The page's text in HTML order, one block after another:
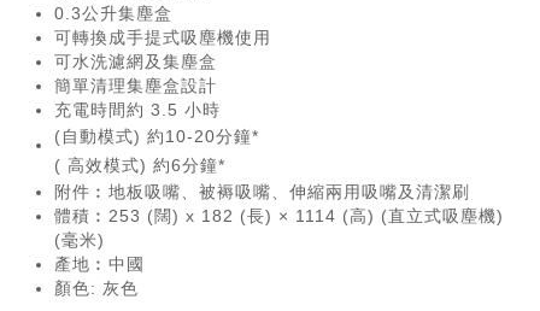
0.3公升集塵盒
可轉換成手提式吸塵機使用
可水洗濾網及集塵盒
簡單清理集塵盒設計
充電時間約 3.5 小時
(自動模式) 約10-20分鐘*
( 高效模式) 約6分鐘*
附件︰地板吸嘴、被褥吸嘴、伸縮兩用吸嘴及清潔刷
體積︰253 (闊) x 182 (長) × 1114 (高) (直立式吸塵機)
(毫米)
產地︰中國
顏色: 灰色